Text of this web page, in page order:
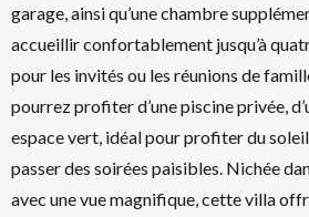
garage, ainsi qu’une chambre
accueillir confortablement jusqu’à
pour les invités ou les réunions de
pourrez profiter d’une piscine privée,
espace vert, idéal pour profiter du
passer des soirées paisibles. Nichée
avec une vue magnifique, cette villa